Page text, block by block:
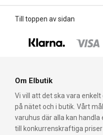
Till toppen av sidan
Om Elbutik
Vi vill att det ska vara
på nätet och i butik. Vårt
varuhus där alla kan
till konkurrenskraftiga